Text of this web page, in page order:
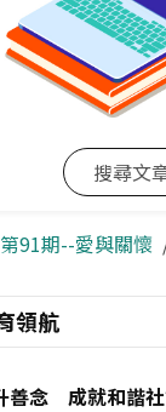
第91期--愛與關懷
領航
善念 成就和諧